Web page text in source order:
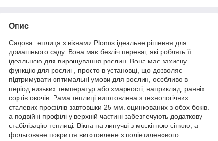
Опис
Садова теплиця з вікнами Plonos ідеальне рішення для
домашнього саду. Вона має безліч переваг, які роблять її
ідеальною для вирощування рослин. Вона має захисну
функцію для рослин, просто в установці, що дозволяє
підтримувати оптимальні умови для рослин, особливо в
період низьких температур або хмарності, наприклад, ранніх
сортів овочів. Рама теплиці виготовлена ​​з технологічних
сталевих профілів завтовшки 25 мм, оцинкованих з обох боків,
а подвійні профілі у верхній частині забезпечують додаткову
стабілізацію теплиці. Вікна на липучці з москітною сіткою, а
фольговане покриття виготовлене з поліетиленового